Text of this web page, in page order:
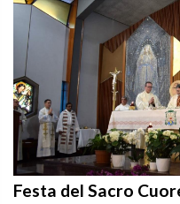
Festa del Sacro